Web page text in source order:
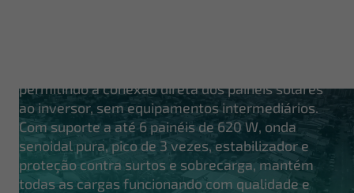
permitindo a conexão direta dos painéis solares
ao inversor, sem equipamentos intermediários.
Com suporte a até 6 painéis de 620 W, onda
senoidal pura, pico de 3 vezes, estabilizador e
proteção contra surtos e sobrecarga, mantém
todas as cargas funcionando com qualidade e